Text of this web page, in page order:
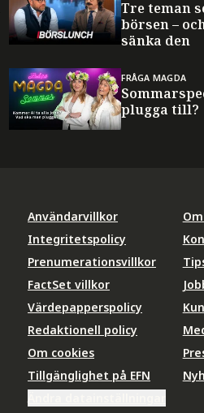
Tre teman
börsen –
sänka den
FRÅGA MAGDA
plugga till?
Användarvillkor
Integritetspolicy
Prenumerationsvillkor
FactSet villkor
Värdepapperspolicy
Redaktionell policy
Om cookies
Tillgänglighet på EFN
Om